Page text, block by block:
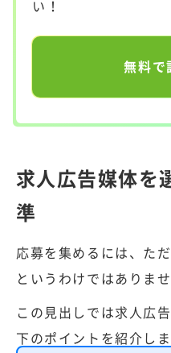
い！
無料で
求人広告媒体を
準
応募を集めるには、た
というわけではありませ
この見出しでは求人広
下のポイントを紹介しま